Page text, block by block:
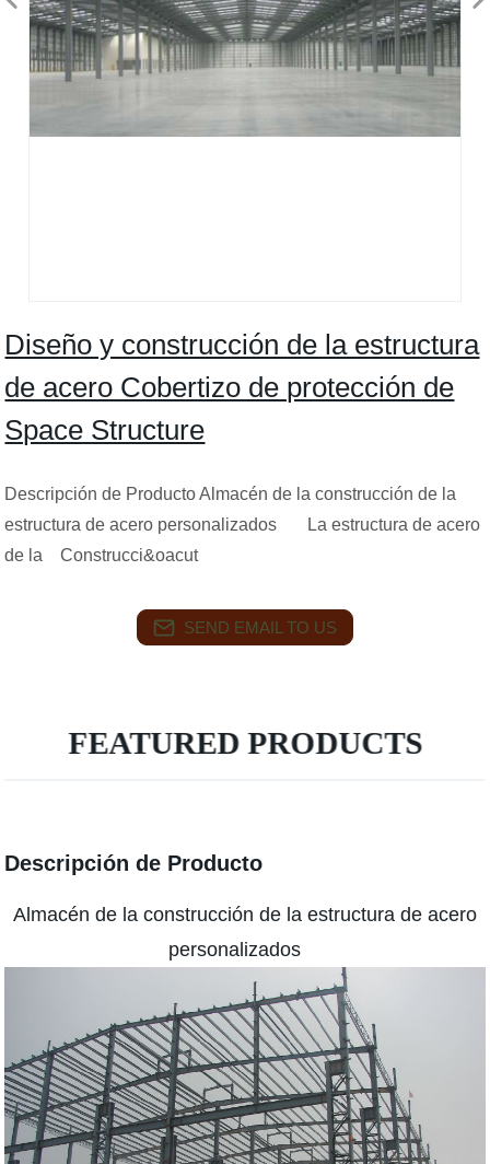
Diseño y construcción de la estructura
de acero Cobertizo de protección de
Space Structure
Descripción de Producto Almacén de la construcción de la
estructura de acero personalizados La estructura de acero
de la Construcci&oacut
SEND EMAIL TO US
FEATURED PRODUCTS
Descripción de Producto
Almacén de la construcción de la estructura de acero
personalizados